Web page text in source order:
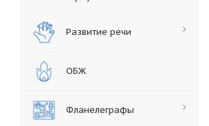
Развитие речи
ОБЖ
Фланелеграфы